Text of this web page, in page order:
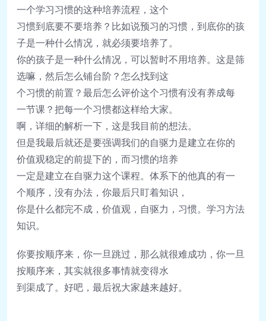
一个学习习惯的这种培养流程， 这个
习惯到底要不要培养？比如说预习的习惯 ， 到底你的孩
子是一种什么情况， 就必须要培养了。
你的孩子是一种什么情况，可以暂时不用培养。 这是筛
选嘛，然后怎么铺台阶 ？怎么找到这
个习惯的前置？最后怎么评价这个习惯有没有养成每
一节课？把每一个习惯都这样给大家。
啊， 详细的解析一下， 这是我目前的想法。
但是我最后就还是要强调我们的自驱力是建立在你的
价值观稳定的前提下的， 而习惯的培养
一定是建立在自驱力这个课程。 体系下的他真的有一
个顺序， 没有办法， 你最后只盯着知识 ，
你是什么都完不成，价值观 ，自驱力， 习惯。学习方法
知识。
你要按顺序来，你一旦跳过 ，那么就很难成功，你一旦
按顺序来，其实就很多事情就变得水
到渠成了。好吧，最后祝大家越来越好。